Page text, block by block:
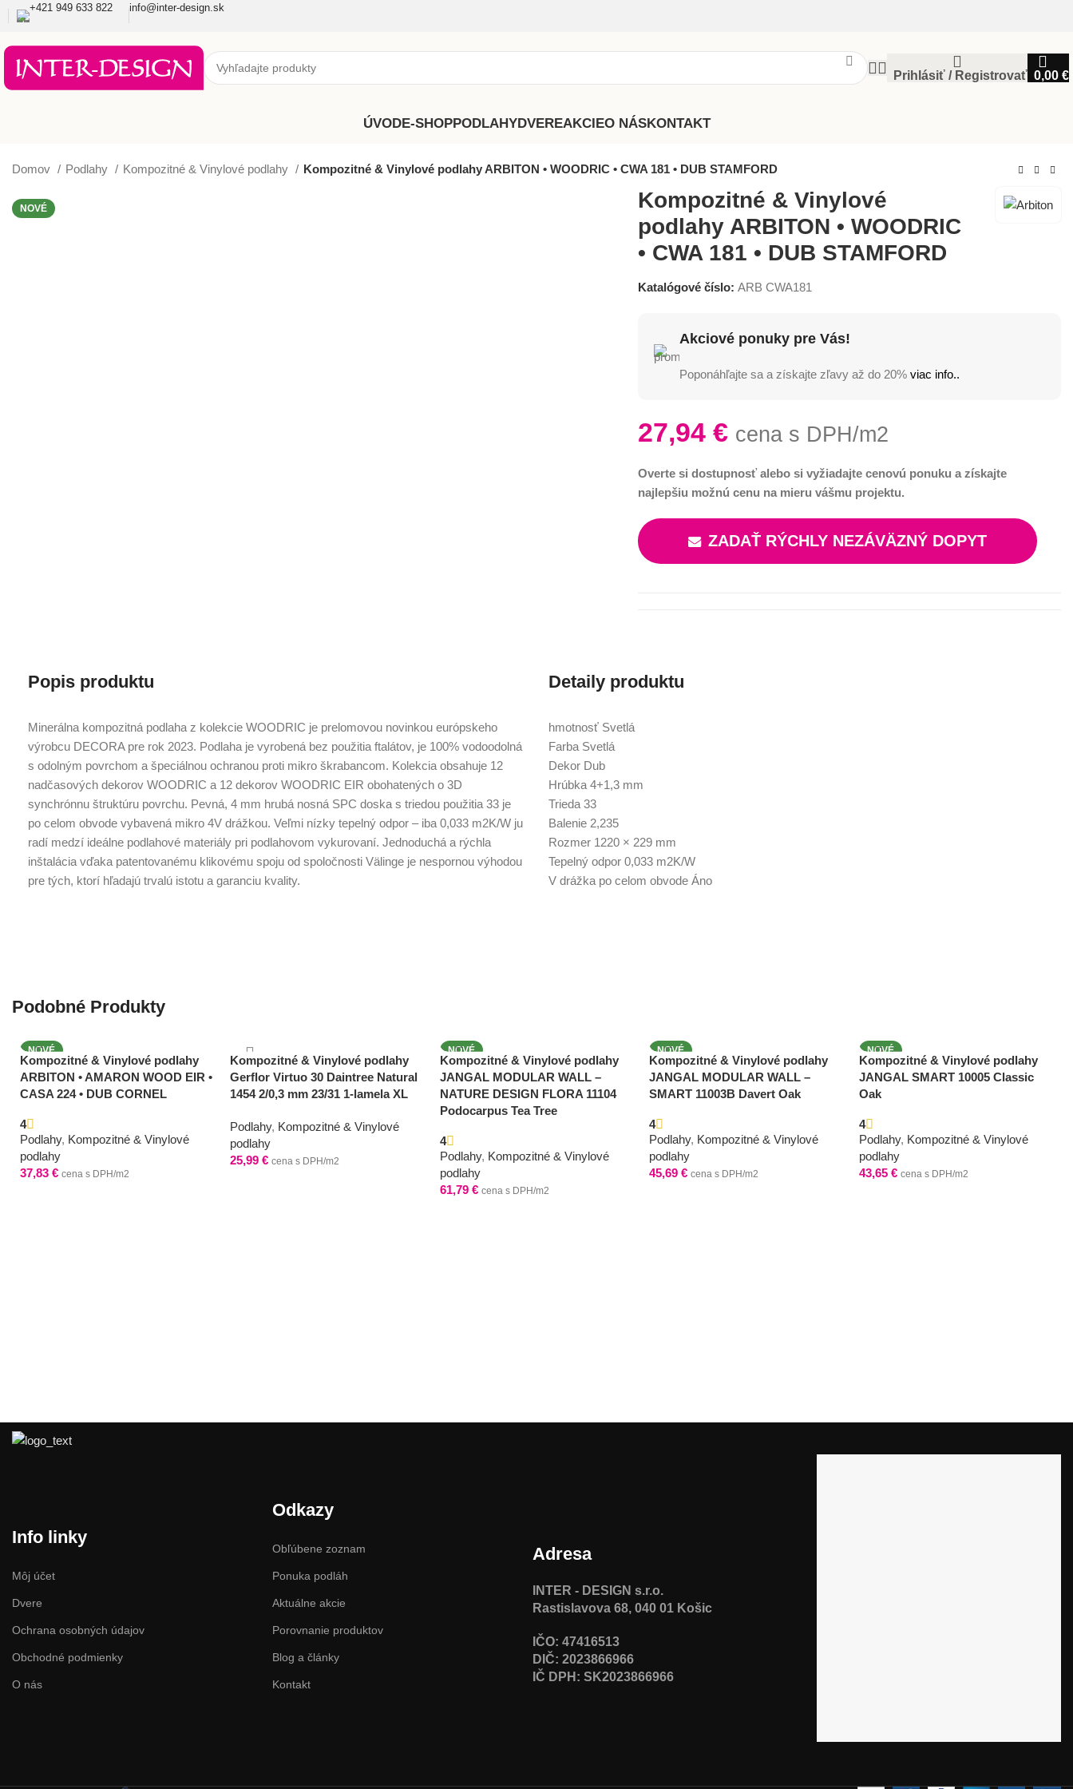
+421 949 633 822 info@inter-design.sk
Prihlásiť / Registrovať 0,00 €
ÚVODE-SHOPPODLAHYDVEREAKCIEO NÁSKONTAKT
Domov Podlahy Kompozitné & Vinylové podlahy Kompozitné & Vinylové podlahy ARBITON • WOODRIC • CWA 181 • DUB STAMFORD
NOVÉ
Kompozitné & Vinylové
podlahy ARBITON • WOODRIC
• CWA 181 • DUB STAMFORD
Katalógové číslo: ARB CWA181
Akciové ponuky pre Vás!
Poponáhľajte sa a získajte zľavy až do 20% viac info..
27,94 € cena s DPH/m2
Overte si dostupnosť alebo si vyžiadajte cenovú ponuku a získajte
najlepšiu možnú cenu na mieru vášmu projektu.
ZADAŤ RÝCHLY NEZÁVÄZNÝ DOPYT
Popis produktu
Minerálna kompozitná podlaha z kolekcie WOODRIC je prelomovou novinkou európskeho
výrobcu DECORA pre rok 2023. Podlaha je vyrobená bez použitia ftalátov, je 100% vodoodolná
s odolným povrchom a špeciálnou ochranou proti mikro škrabancom. Kolekcia obsahuje 12
nadčasových dekorov WOODRIC a 12 dekorov WOODRIC EIR obohatených o 3D
synchrónnu štruktúru povrchu. Pevná, 4 mm hrubá nosná SPC doska s triedou použitia 33 je
po celom obvode vybavená mikro 4V drážkou. Veľmi nízky tepelný odpor – iba 0,033 m2K/W ju
radí medzí ideálne podlahové materiály pri podlahovom vykurovaní. Jednoduchá a rýchla
inštalácia vďaka patentovanému klikovému spoju od spoločnosti Välinge je nespornou výhodou
pre tých, ktorí hľadajú trvalú istotu a garanciu kvality.
Detaily produktu
hmotnosť Svetlá
Farba Svetlá
Dekor Dub
Hrúbka 4+1,3 mm
Trieda 33
Balenie 2,235
Rozmer 1220 × 229 mm
Tepelný odpor 0,033 m2K/W
V drážka po celom obvode Áno
Podobné Produkty
NOVÉ
Kompozitné & Vinylové podlahy
ARBITON • AMARON WOOD EIR •
CASA 224 • DUB CORNEL
4
Podlahy, Kompozitné & Vinylové
podlahy
37,83 € cena s DPH/m2
Kompozitné & Vinylové podlahy
Gerflor Virtuo 30 Daintree Natural
1454 2/0,3 mm 23/31 1-lamela XL
Podlahy, Kompozitné & Vinylové
podlahy
25,99 € cena s DPH/m2
NOVÉ
Kompozitné & Vinylové podlahy
JANGAL MODULAR WALL –
NATURE DESIGN FLORA 11104
Podocarpus Tea Tree
4
Podlahy, Kompozitné & Vinylové
podlahy
61,79 € cena s DPH/m2
NOVÉ
Kompozitné & Vinylové podlahy
JANGAL MODULAR WALL –
SMART 11003B Davert Oak
4
Podlahy, Kompozitné & Vinylové
podlahy
45,69€ cena s DPH/m2
NOVÉ
Kompozitné & Vinylové podlahy
JANGAL SMART 10005 Classic
Oak
4
Podlahy, Kompozitné & Vinylové
podlahy
43,65€ cena s DPH/m2
Info linky
Môj účet
Dvere
Ochrana osobných údajov
Obchodné podmienky
O nás
Odkazy
Obľúbene zoznam
Ponuka podláh
Aktuálne akcie
Porovnanie produktov
Blog a články
Kontakt
Adresa
INTER - DESIGN s.r.o.
Rastislavova 68, 040 01 Košic
IČO: 47416513
DIČ: 2023866966
IČ DPH: SK2023866966